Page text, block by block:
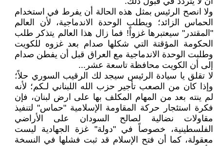
ولا انصح الرئيس بمثل هذه الحالة أن يفرط في استخدام
الحماس الزائد؛ ويطلب الوحدة الاندماجية، لأن العالم
"المقتدر" سيعتبرها غزواً! فما زال هذا العالم يتذكر طلب
الحكومة المؤقتة التي شكلها صدام بعد غزوه للكويت
وطلبت الوحدة الاندماجية مع العراق قبل أن يفطن صدام
إلى أن الكويت محافظة تاسعة عشر...
لا تقلق يا سيادة الرئيس سيجد لك الرقيب السوري حلاً؛
وإذا كان من الصعب تأجير حزب الله اللبناني لـكم؛ لأنه
لم ينته بعد من المهام المكلف بها على ارض لبنان، فإن
فكرة استئجار حركة المقاومة الإسلامية "حماس" لتنفيذ
مقاولات نضالية لصالح السودان على الأراضي
الفلسطينية، خصوصاً في "دولة" غزة الجهادية ليست
معقولة، كما أن فتح الإسلام قد ثبت فشلها في النسخة